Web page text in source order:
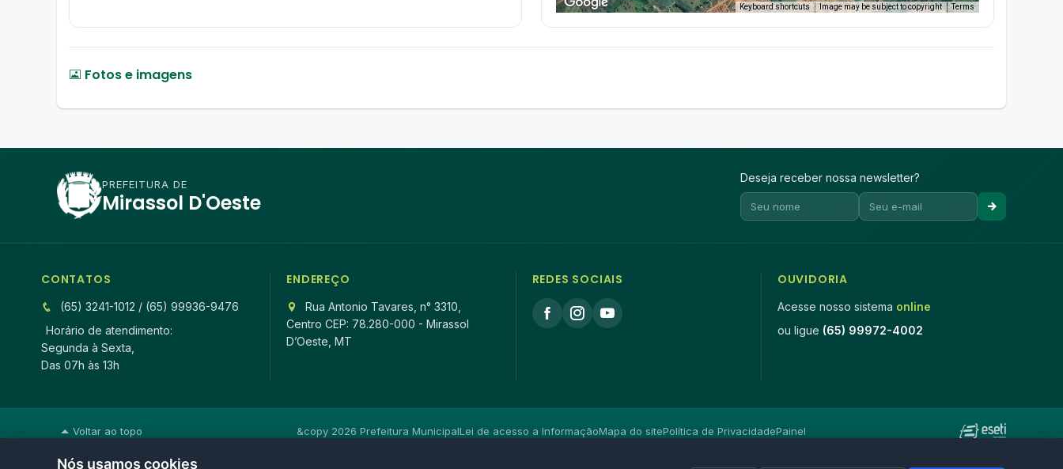
Keyboard shortcuts Image may be subject to copyright Terms
Fotos e imagens
PREFEITURA DE
Mirassol D'Oeste
Deseja receber nossa newsletter?
CONTATOS
(65) 3241-1012 / (65) 99936-9476
Horário de atendimento:
Segunda à Sexta,
Das 07h às 13h
ENDEREÇO
Rua Antonio Tavares, n° 3310,
Centro CEP: 78.280-000 - Mirassol
D’Oeste, MT
REDES SOCIAIS OUVIDORIA
Acesse nosso sistema online
ou ligue (65) 99972-4002
Voltar ao topo &copy 2026 Prefeitura MunicipalLei de acesso a InformaçãoMapa do sitePolítica de PrivacidadePainel
Nós usamos cookies